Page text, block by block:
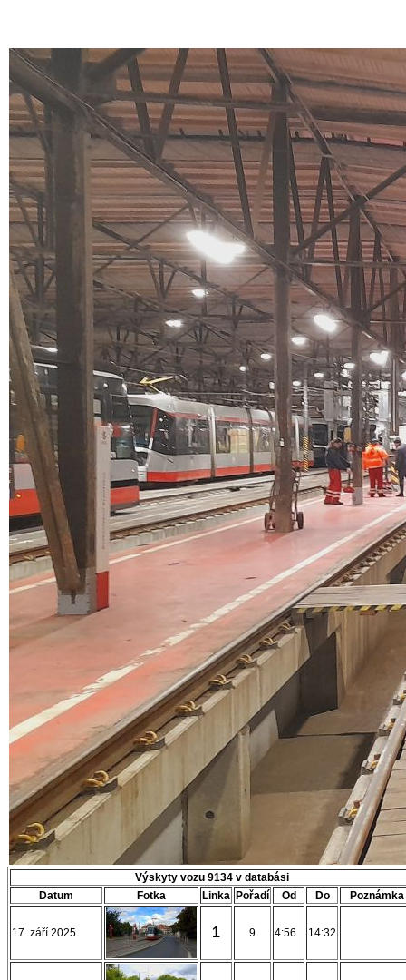
Výskyty vozu 9134 v databási
Datum
Fotka Linka Pořadí Od Do Poznámka
17. září 2025 1 9 4:56 14:32